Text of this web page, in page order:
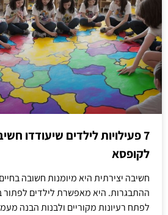
7 פעילויות לילדים שיעודדו
לקופסא
חשיבה יצירתית היא מיומנות חשובה
ההתבגרות. היא מאפשרת לילדים לפתור
לפתח רעיונות מקוריים ולבנות הבנה